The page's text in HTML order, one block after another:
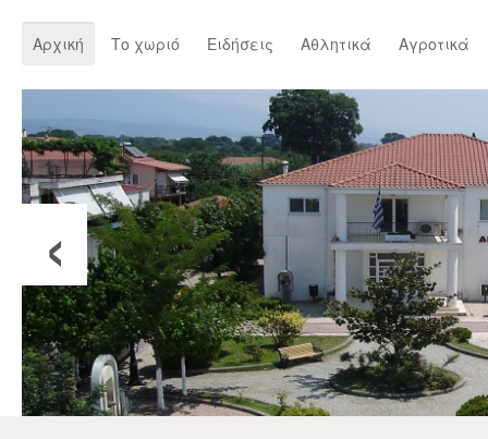
Αρχική Το χωριό Ειδήσεις Αθλητικά Αγροτικά
‹